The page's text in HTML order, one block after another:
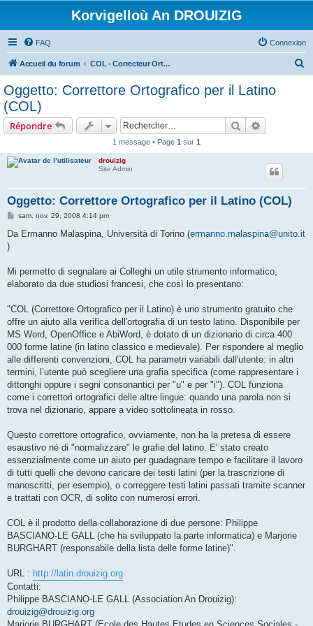
Korvigelloù An DROUIZIG
FAQ Connexion
Accueil du forum COL - Correcteur Orthographique Latin - Latin Spell Checker
Oggetto: Correttore Ortografico per il Latino
(COL)
Répondre Rechercher
1 message • Page 1 sur 1
drouizig
Site Admin
Oggetto: Correttore Ortografico per il Latino (COL)
M
s
sam. nov. 29, 2008 4:14 pm
Da Ermanno Malaspina, Università di Torino (ermanno.malaspina@unito.it
)
Mi permetto di segnalare ai Colleghi un utile strumento informatico,
elaborato da due studiosi francesi, che così lo presentano:
"COL (Correttore Ortografico per il Latino) è uno strumento gratuito che
offre un aiuto alla verifica dell'ortografia di un testo latino. Disponibile per
MS Word, OpenOffice e AbiWord, è dotato di un dizionario di circa 400
000 forme latine (in latino classico e medievale). Per rispondere al meglio
alle differenti convenzioni, COL ha parametri variabili dall'utente: in altri
termini, l’utente può scegliere una grafia specifica (come rappresentare i
dittonghi oppure i segni consonantici per "u" e per "i"). COL funziona
come i correttori ortografici delle altre lingue: quando una parola non si
trova nel dizionario, appare a video sottolineata in rosso.
Questo correttore ortografico, ovviamente, non ha la pretesa di essere
esaustivo né di "normalizzare" le grafie del latino. E' stato creato
essenzialmente come un aiuto per guadagnare tempo e facilitare il lavoro
di tutti quelli che devono caricare dei testi latini (per la trascrizione di
manoscritti, per esempio), o correggere testi latini passati tramite scanner
e trattati con OCR, di solito con numerosi errori.
COL è il prodotto della collaborazione di due persone: Philippe
BASCIANO-LE GALL (che ha sviluppato la parte informatica) e Marjorie
BURGHART (responsabile della lista delle forme latine)".
URL : http://latin.drouizig.org
Contatti:
Philippe BASCIANO-LE GALL (Association An Drouizig):
drouizig@drouizig.org